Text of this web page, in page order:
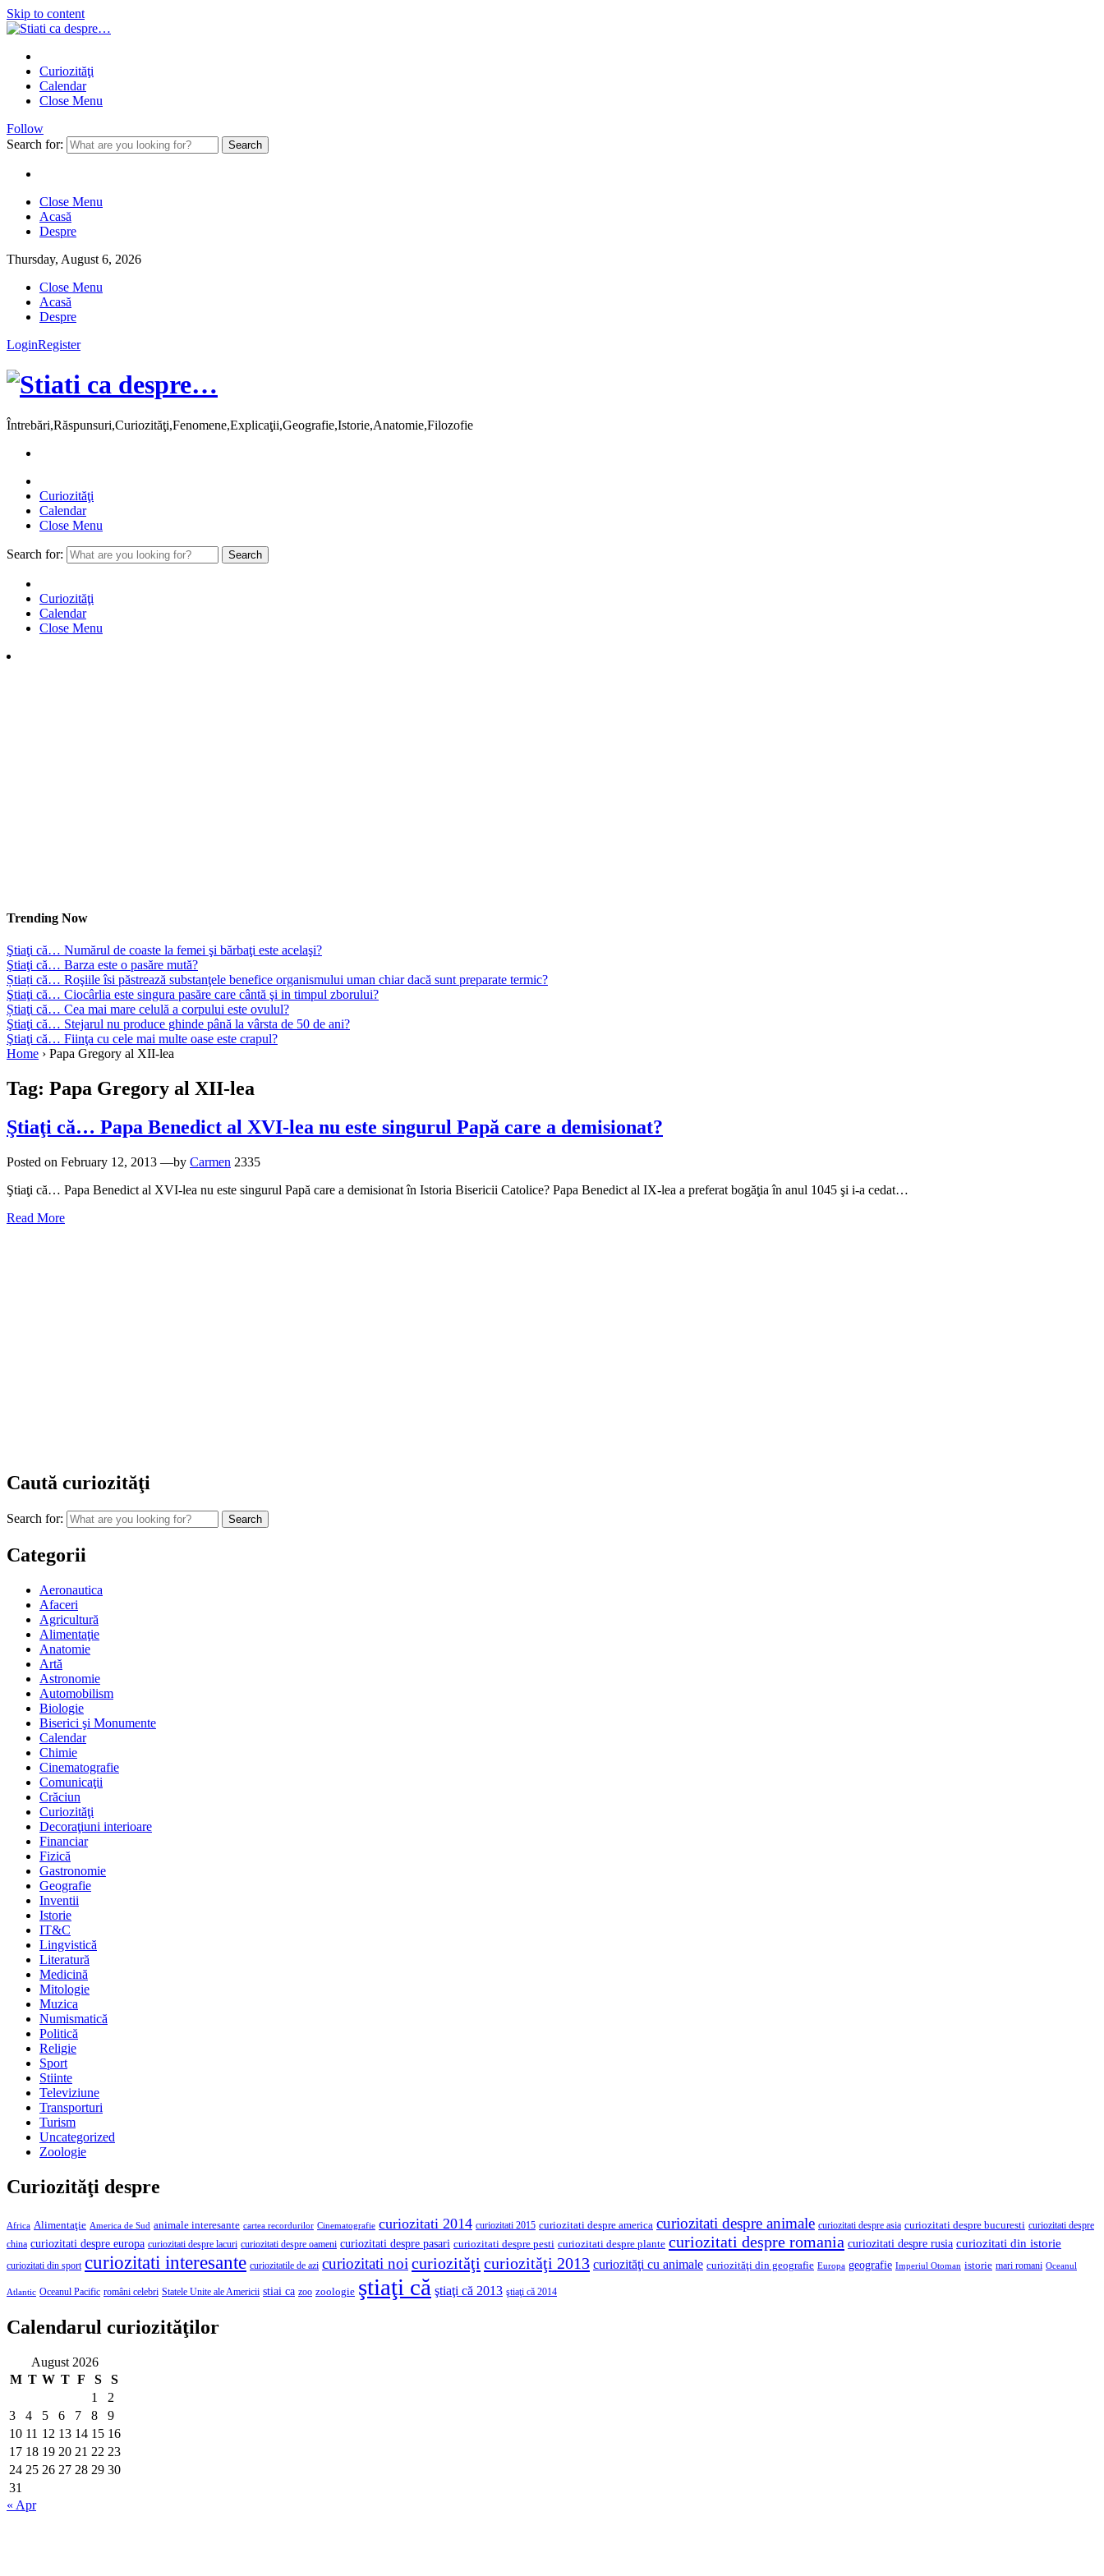
Skip to content
Curiozităţi
Calendar
Close Menu
Follow
Search for:
Close Menu
Acasă
Despre
Thursday, August 6, 2026
Close Menu
Acasă
Despre
LoginRegister
Întrebări,Răspunsuri,Curiozităţi,Fenomene,Explicaţii,Geografie,Istorie,Anatomie,Filozofie
Curiozităţi
Calendar
Close Menu
Search for:
Curiozităţi
Calendar
Close Menu
Trending Now
Ştiaţi că… Numărul de coaste la femei şi bărbaţi este acelaşi?
Ştiaţi că… Barza este o pasăre mută?
Știați că… Roşiile îsi păstrează substanţele benefice organismului uman chiar dacă sunt preparate termic?
Ştiaţi că… Ciocârlia este singura pasăre care cântă şi in timpul zborului?
Știaţi că… Cea mai mare celulă a corpului este ovulul?
Ştiaţi că… Stejarul nu produce ghinde până la vârsta de 50 de ani?
Ştiaţi că… Fiinţa cu cele mai multe oase este crapul?
Home › Papa Gregory al XII-lea
Tag: Papa Gregory al XII-lea
Ştiaţi că… Papa Benedict al XVI-lea nu este singurul Papă care a demisionat?
Posted on February 12, 2013 —by Carmen 2335
Ştiaţi că… Papa Benedict al XVI-lea nu este singurul Papă care a demisionat în Istoria Bisericii Catolice? Papa Benedict al IX-lea a preferat bogăţia în anul 1045 şi i-a cedat…
Read More
Caută curiozităţi
Search for:
Categorii
Aeronautica
Afaceri
Agricultură
Alimentaţie
Anatomie
Artă
Astronomie
Automobilism
Biologie
Biserici şi Monumente
Calendar
Chimie
Cinematografie
Comunicaţii
Crăciun
Curiozităţi
Decoraţiuni interioare
Financiar
Fizică
Gastronomie
Geografie
Inventii
Istorie
IT&C
Lingvistică
Literatură
Medicină
Mitologie
Muzica
Numismatică
Politică
Religie
Sport
Stiinte
Televiziune
Transporturi
Turism
Uncategorized
Zoologie
Curiozităţi despre
Africa Alimentaţie America de Sud animale interesante cartea recordurilor Cinematografie curiozitati 2014 curiozitati 2015 curiozitati despre america curiozitati despre animale curiozitati despre asia curiozitati despre bucuresti curiozitati despre
china curiozitati despre europa curiozitati despre lacuri curiozitati despre oameni curiozitati despre pasari curiozitati despre pesti curiozitati despre plante curiozitati despre romania curiozitati despre rusia curiozitati din istorie
curiozitati din sport curiozitati interesante curiozitatile de azi curiozitati noi curiozităţi curiozităţi 2013 curiozităţi cu animale curiozităţi din geografie Europa geografie Imperiul Otoman istorie mari romani Oceanul
Atlantic Oceanul Pacific români celebri Statele Unite ale Americii stiai ca zoo zoologie ştiaţi că ştiaţi că 2013 ştiaţi că 2014
Calendarul curiozităţilor
August 2026
M T W T F S
S
1
2
3
4 5 6 7 8
9
10 11 12 13 14 15 16
17 18 19 20 21 22 23
24 25 26 27 28 29 30
31
« Apr